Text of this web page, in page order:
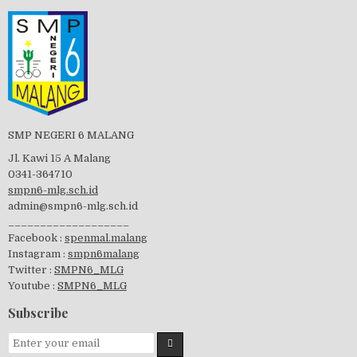
Tes Matrikulasi 2019
Perayaan HUT RI-74
visitasi PPK 2019
GSF 2019
SMP NEGERI 6 MALANG
Jl. Kawi 15 A Malang
0341-364710
smpn6-mlg.sch.id
admin@smpn6-mlg.sch.id
Facebook : spenmal.malang
Instagram : smpn6malang
Twitter : SMPN6_MLG
Youtube : SMPN6_MLG
Subscribe